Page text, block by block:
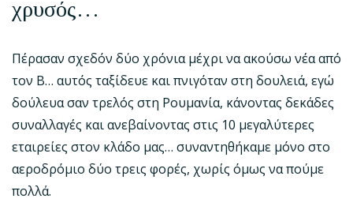
χρυσός…
Πέρασαν σχεδόν δύο χρόνια μέχρι να ακούσω νέα από
τον Β… αυτός ταξίδευε και πνιγόταν στη δουλειά, εγώ
δούλευα σαν τρελός στη Ρουμανία, κάνοντας δεκάδες
συναλλαγές και ανεβαίνοντας στις 10 μεγαλύτερες
εταιρείες στον κλάδο μας… συναντηθήκαμε μόνο στο
αεροδρόμιο δύο τρεις φορές, χωρίς όμως να πούμε
πολλά.